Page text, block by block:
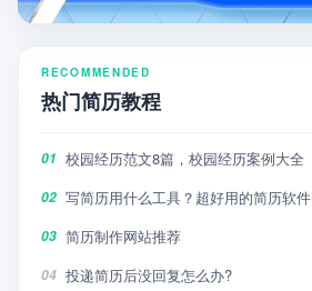
RECOMMENDED
热门简历教程
01 校园经历范文8篇，校园经历案例大全
02 写简历用什么工具？超好用的简历软件
03 简历制作网站推荐
04 投递简历后没回复怎么办?